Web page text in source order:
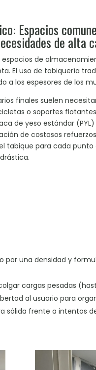
Espacios
de alta
espacios de
El uso de tabiquería
a los espesores de los
finales suelen
o soportes
de yeso estándar
de costosos
tabique para cada punto
por una densidad y
cargas pesadas
al usuario para
frente a intentos